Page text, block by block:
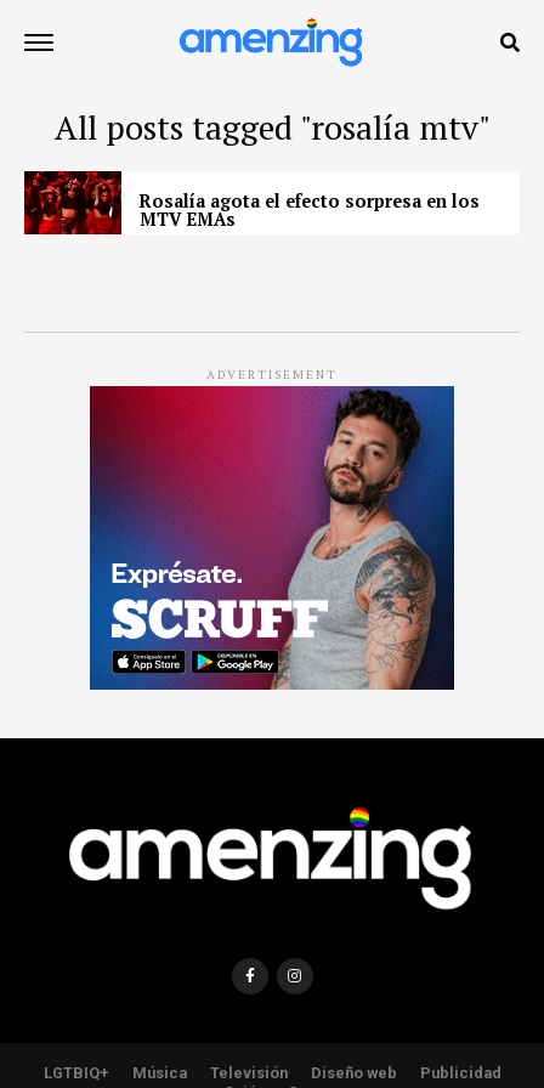
All posts tagged "rosalía mtv"
Rosalía agota el efecto sorpresa en los
MTV EMAs
ADVERTISEMENT
LGTBIQ+ Música Televisión Diseño web
Publicidad